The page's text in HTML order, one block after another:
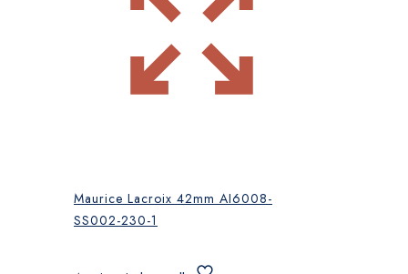
Maurice Lacroix 42mm AI6008-
SS002-230-1